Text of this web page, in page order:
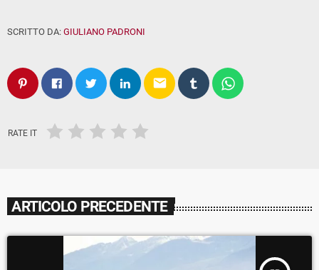
SCRITTO DA: GIULIANO PADRONI
email
RATE IT
ARTICOLO PRECEDENTE